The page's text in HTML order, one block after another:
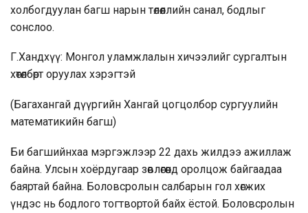
холбогдуулан багш нарын төлөөллийн санал, бодлыг
сонслоо.
Г.Хандхүү: Монгол уламжлалын хичээлийг сургалтын
хөтөлбөрт оруулах хэрэгтэй
(Багахангай дүүргийн Хангай цогцолбор сургуулийн
математикийн багш)
Би багшийнхаа мэргэжлээр 22 дахь жилдээ ажиллаж
байна. Улсын хоёрдугаар зөвлөгөөнд оролцож байгаадаа
баяртай байна. Боловсролын салбарын гол хөгжих
үндэс нь бодлого тогтвортой байх ёстой. Боловсролын